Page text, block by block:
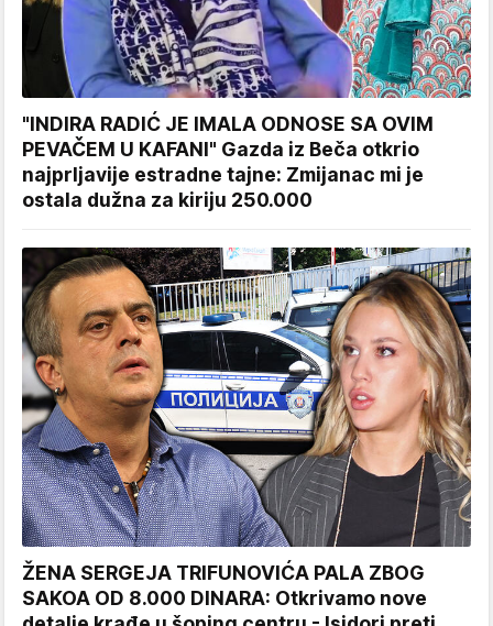
"INDIRA RADIĆ JE IMALA ODNOSE SA OVIM
PEVAČEM U KAFANI" Gazda iz Beča otkrio
najprljavije estradne tajne: Zmijanac mi je
ostala dužna za kiriju 250.000
ŽENA SERGEJA TRIFUNOVIĆA PALA ZBOG
SAKOA OD 8.000 DINARA: Otkrivamo nove